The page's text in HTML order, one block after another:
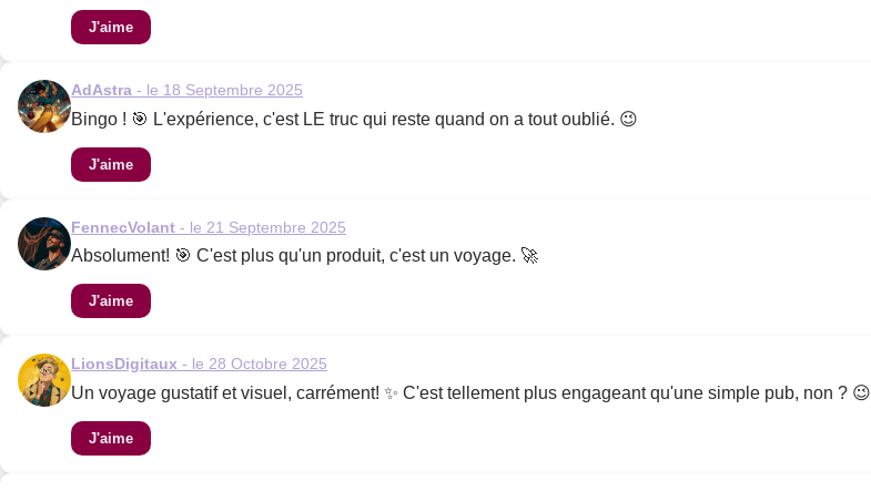
J'aime
AdAstra - le 18 Septembre 2025
Bingo ! 🎯 L'expérience, c'est LE truc qui reste quand on a tout oublié. 😉
J'aime
FennecVolant - le 21 Septembre 2025
Absolument! 🎯 C'est plus qu'un produit, c'est un voyage. 🚀
J'aime
LionsDigitaux - le 28 Octobre 2025
Un voyage gustatif et visuel, carrément! ✨ C'est tellement plus engageant qu'une simple pub, non ? 😉
J'aime